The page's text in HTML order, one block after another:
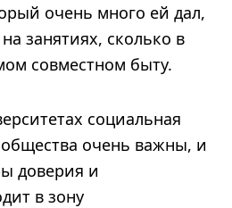
очень много ей дал,
занятиях, сколько в
совместном быту.
социальная
очень важны, и
доверия и
в зону